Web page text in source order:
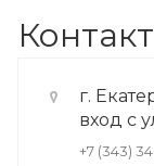
г.
вход с
+7 (343)